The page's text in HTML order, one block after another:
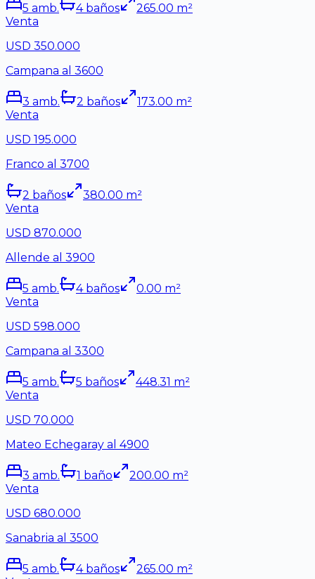
5 amb. 4baños 265.00 m²
Venta
USD 350.000
Campana al 3600
3 amb. 2 baños 173.00 m²
Venta
USD 195.000
Franco al 3700
2 baños 380.00 m²
Venta
USD 870.000
Allende al 3900
5 amb. 4baños 0.00 m²
Venta
USD 598.000
Campana al 3300
5 amb. 5 baños 448.31 m²
Venta
USD 70.000
Mateo Echegaray al 4900
3 amb. 1 baño 200.00 m²
Venta
USD 680.000
Sanabria al 3500
5 amb. 4baños 265.00 m²